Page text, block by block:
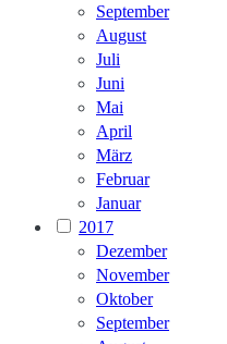
September
August
Juli
Juni
Mai
April
März
Februar
Januar
2017
Dezember
November
Oktober
September